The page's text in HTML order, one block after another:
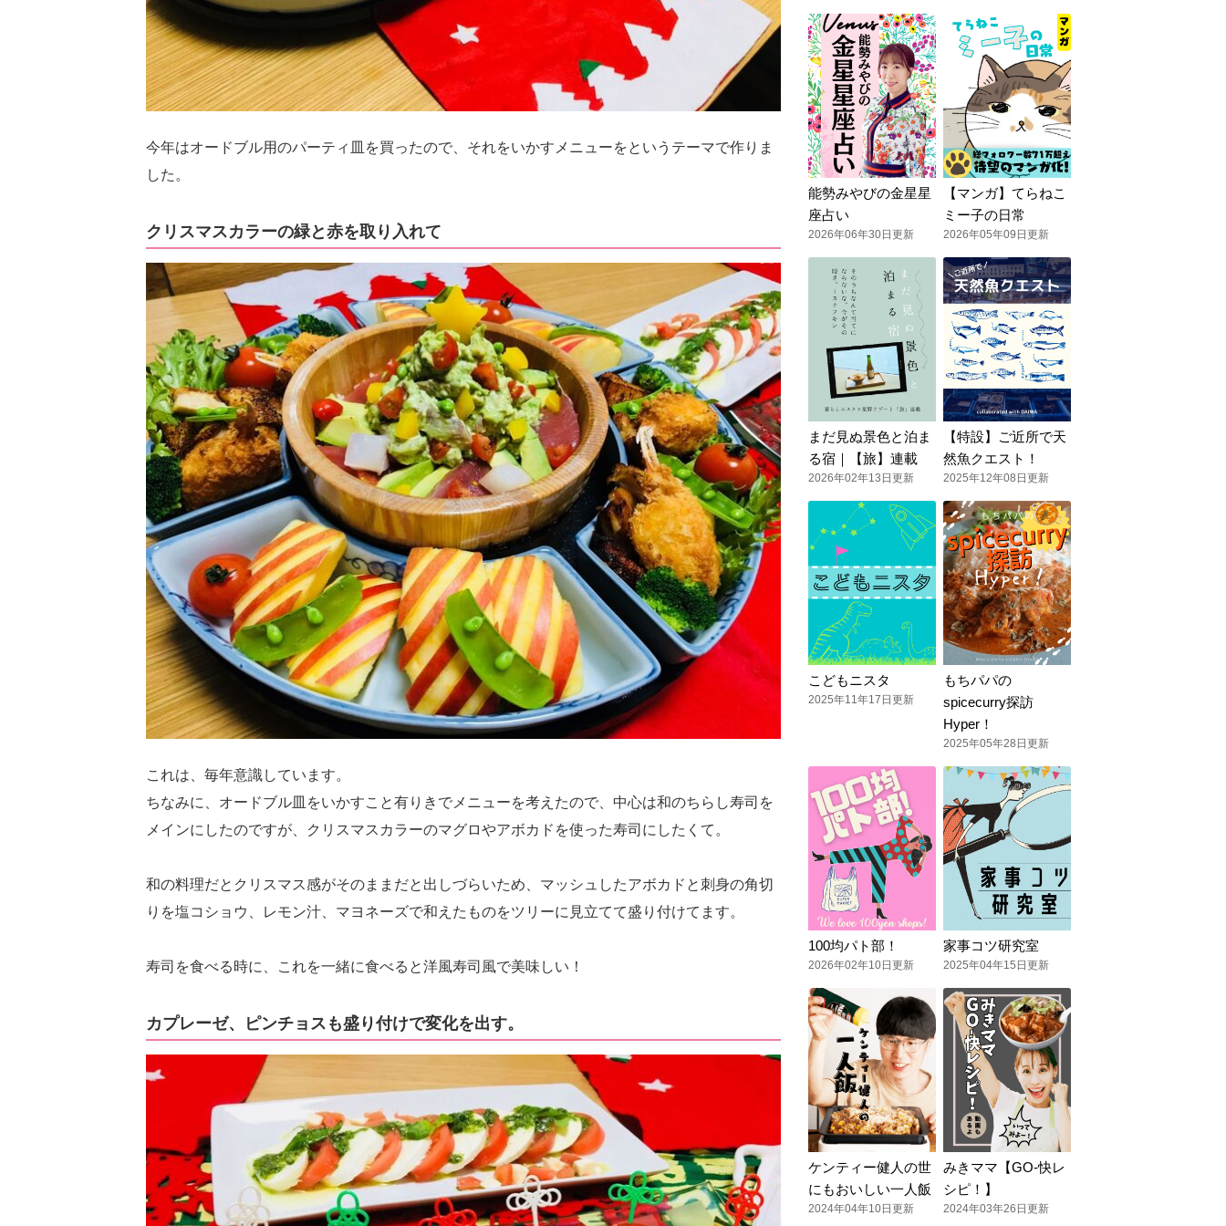
今年はオードブル用のパーティ皿を買ったので、それをいかすメニューをというテーマで作りま
した。
クリスマスカラーの緑と赤を取り入れて
これは、毎年意識しています。
ちなみに、オードブル皿をいかすこと有りきでメニューを考えたので、中心は和のちらし寿司を
メインにしたのですが、クリスマスカラーのマグロやアボカドを使った寿司にしたくて。
和の料理だとクリスマス感がそのままだと出しづらいため、マッシュしたアボカドと刺身の角切
りを塩コショウ、レモン汁、マヨネーズで和えたものをツリーに見立てて盛り付けてます。
寿司を食べる時に、これを一緒に食べると洋風寿司風で美味しい！
カプレーゼ、ピンチョスも盛り付けで変化を出す。
能勢みやびの金星星
座占い
2026年06年30日更新
【マンガ】てらねこ
ミー子の日常
2026年05年09日更新
まだ見ぬ景色と泊ま
る宿｜【旅】連載
2026年02年13日更新
【特設】ご近所で天
然魚クエスト！
2025年12年08日更新
こどもニスタ
2025年11年17日更新
もちパパの
spicecurry探訪
Hyper！
2025年05年28日更新
100均パト部！
2026年02年10日更新
家事コツ研究室
2025年04年15日更新
ケンティー健人の世
にもおいしい一人飯
2024年04年10日更新
みきママ【GO-快レ
シピ！】
2024年03年26日更新